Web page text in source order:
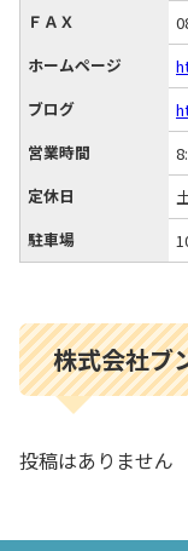
ＦＡＸ
ホームページ
ブログ
営業時間
定休日
駐車場
株式会社ブ
投稿はありません